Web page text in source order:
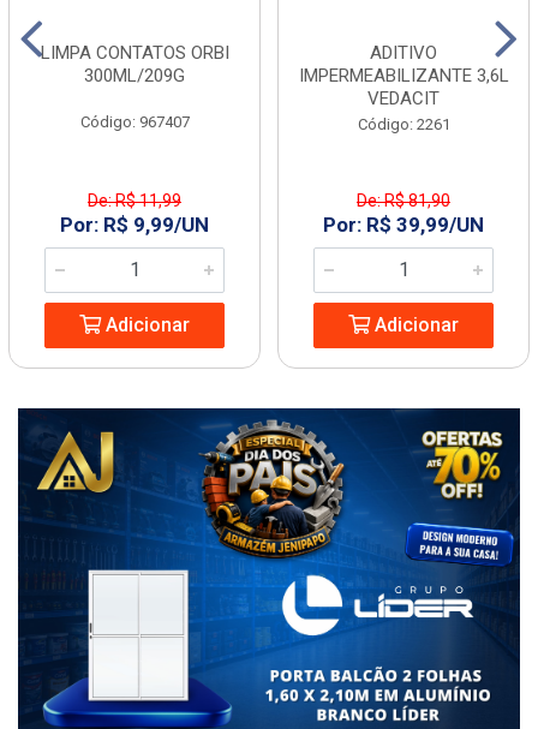
LIMPA CONTATOS ORBI
300ML/209G
Código: 967407
De: R$ 11,99
Por: R$ 9,99/UN
Adicionar
ADITIVO
IMPERMEABILIZANTE 3,6L
VEDACIT
Código: 2261
De: R$ 81,90
Por: R$ 39,99/UN
Adicionar